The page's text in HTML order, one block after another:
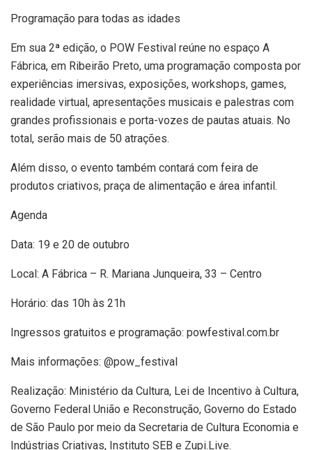
Programação para todas as idades
Em sua 2ª edição, o POW Festival reúne no espaço A
Fábrica, em Ribeirão Preto, uma programação composta por
experiências imersivas, exposições, workshops, games,
realidade virtual, apresentações musicais e palestras com
grandes profissionais e porta-vozes de pautas atuais. No
total, serão mais de 50 atrações.
Além disso, o evento também contará com feira de
produtos criativos, praça de alimentação e área infantil.
Agenda
Data: 19 e 20 de outubro
Local: A Fábrica – R. Mariana Junqueira, 33 – Centro
Horário: das 10h às 21h
Ingressos gratuitos e programação: powfestival.com.br
Mais informações: @pow_festival
Realização: Ministério da Cultura, Lei de Incentivo à Cultura,
Governo Federal União e Reconstrução, Governo do Estado
de São Paulo por meio da Secretaria de Cultura Economia e
Indústrias Criativas, Instituto SEB e Zupi.Live.